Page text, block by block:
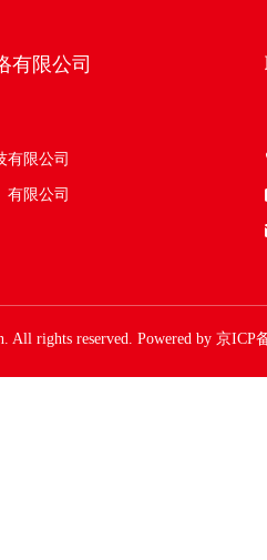
有限公司
有限公司
有限公司
rights reserved. Powered by 京ICP